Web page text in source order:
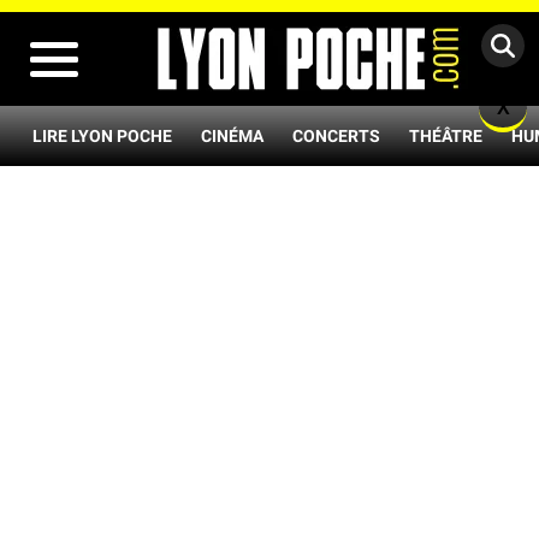
LIRE LYON POCHE CINÉMA CONCERTS THÉÂTRE
X